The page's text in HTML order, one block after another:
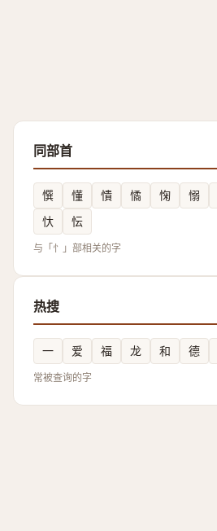
同部首
㦏 懂 憒 憰 㥌 愵
忕
忶
与「忄」部相关的字
热搜
一 爱 福 龙 和 德
常被查询的字